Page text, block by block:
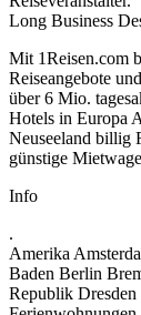
Long Business
Mit 1Reisen.com
Reiseangebote
über 6 Mio.
Hotels in Europa
Neuseeland billig
günstige
Info
.
Amerika
Baden Berlin
Republik